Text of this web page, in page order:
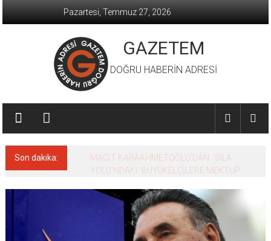
Pazartesi, Temmuz 27, 2026
GAZETEM
DOĞRU HABERİN ADRESİ
Son dakika:
MACİT KARAAHMETOĞLU’DAN ‘SILA
YOLU’NDAKİ ’BÜYÜKELÇİLERE MEKTUP